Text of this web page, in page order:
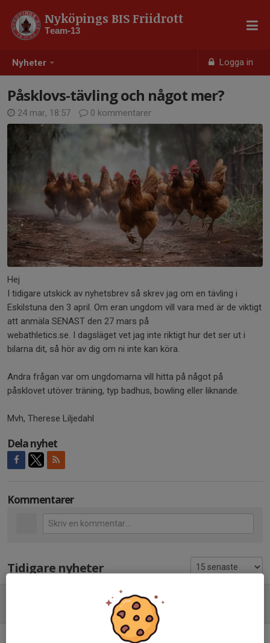
Nyheter Logga in
Nyköpings BIS Friidrott
Team-13
Påsklovs-tävling och något mer?
24 mar, 18:57 0 kommentarer
Hej
I tidigare utskick av nyhetsbrev så skrev jag om en tävling i
Eskilstuna den 3 april. Om eran ungdom vill vara med är de viktigt
att anmäla SENAST den 27 mars på
webathletics.se. I dagsläget vet jag inte riktigt hur det ser ut i
bilarna dit, så hör av dig om ni inte kan köra.
Andra frågan var om ungdomarna vill hitta på något på
påsklovet utöver träning, typ badhus, bowling eller liknande.
Mvh, Therese Liljedahl
Dela nyhet
Kommentarer
Tidigare nyheter
Påsklovs-tävling och något mer?
0
Hej utövare och vårdnadshavare